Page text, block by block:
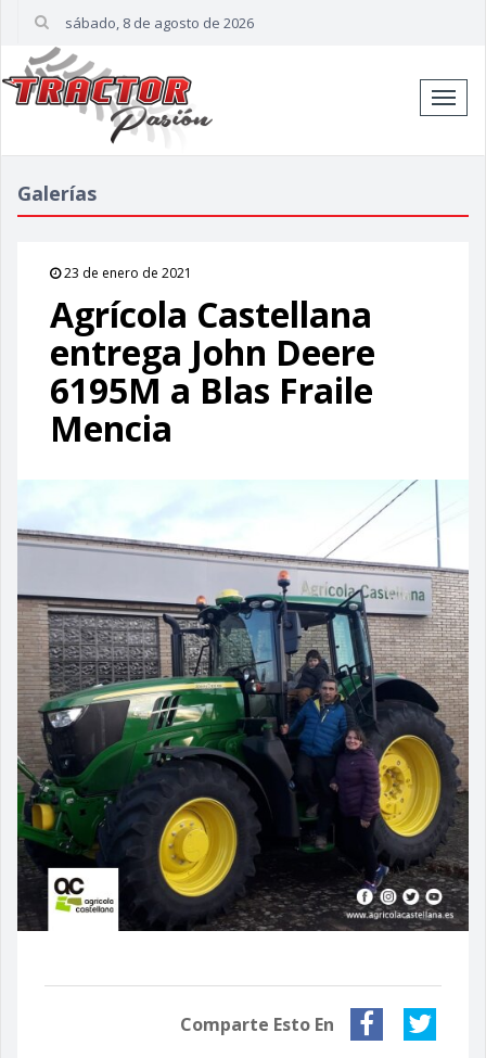
sábado, 8 de agosto de 2026
Galerías
23 de enero de 2021
Agrícola Castellana
entrega John Deere
6195M a Blas Fraile
Mencia
Comparte Esto En